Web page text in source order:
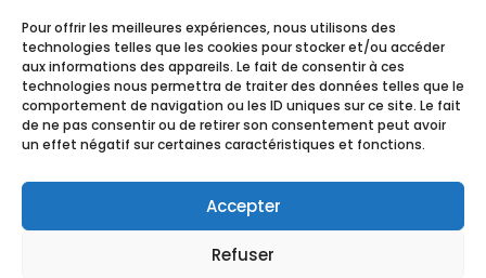
Pour offrir les meilleures expériences, nous utilisons des
technologies telles que les cookies pour stocker et/ou accéder
aux informations des appareils. Le fait de consentir à ces
technologies nous permettra de traiter des données telles que le
comportement de navigation ou les ID uniques sur ce site. Le fait
de ne pas consentir ou de retirer son consentement peut avoir
un effet négatif sur certaines caractéristiques et fonctions.
Accepter
Refuser
56850 CAUDAN
02 97 89 91 75
MENTIONS LÉGALES
POLITIQUE DE
CONFIDENTIALITÉ